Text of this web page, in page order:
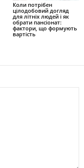
Коли потрібен
цілодобовий догляд
для літніх людей і як
обрати пансіонат:
фактори, що формують
вартість